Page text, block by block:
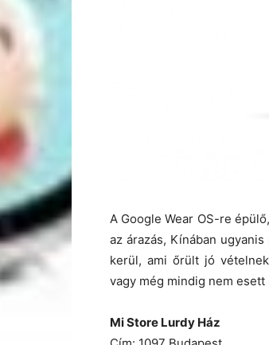
A Google Wear OS-re
az árazás, Kínában
kerül, ami őrült jó
vagy még mindig nem esett
Mi Store Lurdy Ház